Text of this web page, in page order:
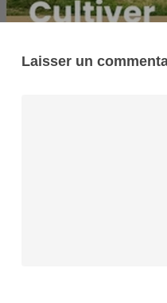
Laisser un